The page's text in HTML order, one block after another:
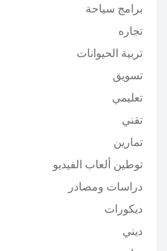
برامج سياحة
تجاره
تربية الحيوانات
تسويق
تعليمي
تقني
تمارين
توطين ألعاب الفيديو
دراسات ومصادر
ديكورات
ديني